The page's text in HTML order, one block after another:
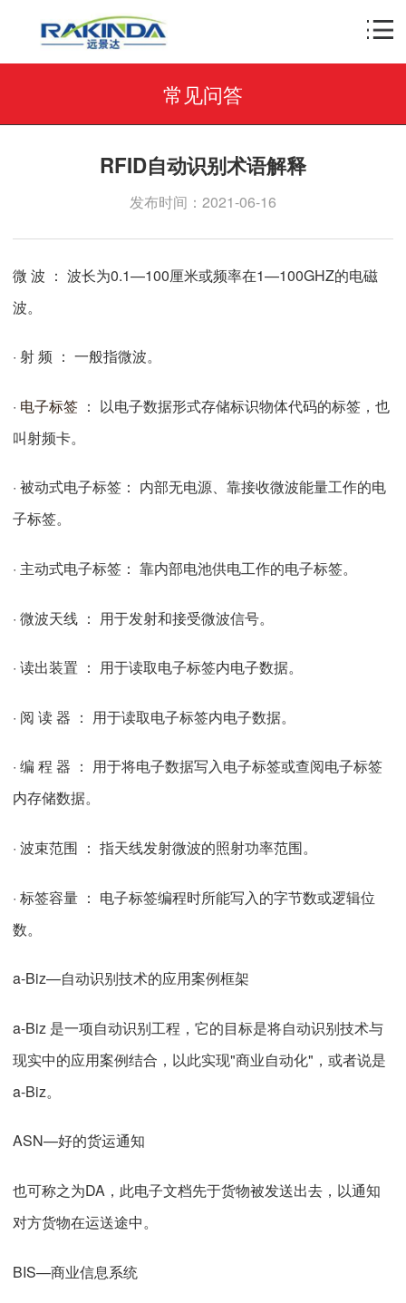
常见问答
RFID自动识别术语解释
发布时间：2021-06-16
微 波 ： 波长为0.1—100厘米或频率在1—100GHZ的电磁
波。
· 射 频 ： 一般指微波。
· 电子标签 ： 以电子数据形式存储标识物体代码的标签，也
叫射频卡。
· 被动式电子标签： 内部无电源、靠接收微波能量工作的电
子标签。
· 主动式电子标签： 靠内部电池供电工作的电子标签。
· 微波天线 ： 用于发射和接受微波信号。
· 读出装置 ： 用于读取电子标签内电子数据。
· 阅 读 器 ： 用于读取电子标签内电子数据。
· 编 程 器 ： 用于将电子数据写入电子标签或查阅电子标签
内存储数据。
· 波束范围 ： 指天线发射微波的照射功率范围。
· 标签容量 ： 电子标签编程时所能写入的字节数或逻辑位
数。
a-Biz—自动识别技术的应用案例框架
a-Biz 是一项自动识别工程，它的目标是将自动识别技术与
现实中的应用案例结合，以此实现"商业自动化"，或者说是
a-Biz。
ASN—好的货运通知
也可称之为DA，此电子文档先于货物被发送出去，以通知
对方货物在运送途中。
BIS—商业信息系统